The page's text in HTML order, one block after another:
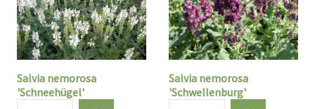
Salvia nemorosa
'Schneehügel'
Salvia nemorosa
'Schwellenburg'